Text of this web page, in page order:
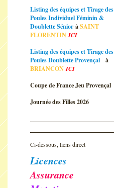
Listing des équipes et Tirage des
Poules Individuel Féminin &
Doublette Sénior àSAINT
FLORENTINICI
Listing des équipes et Tirage des
Poules Doublette Provençal
à
BRIANCONICI
Coupe de France Jeu Provençal
Journée des Filles 2026
Ci-dessous, liens direct
Licences
Assurance